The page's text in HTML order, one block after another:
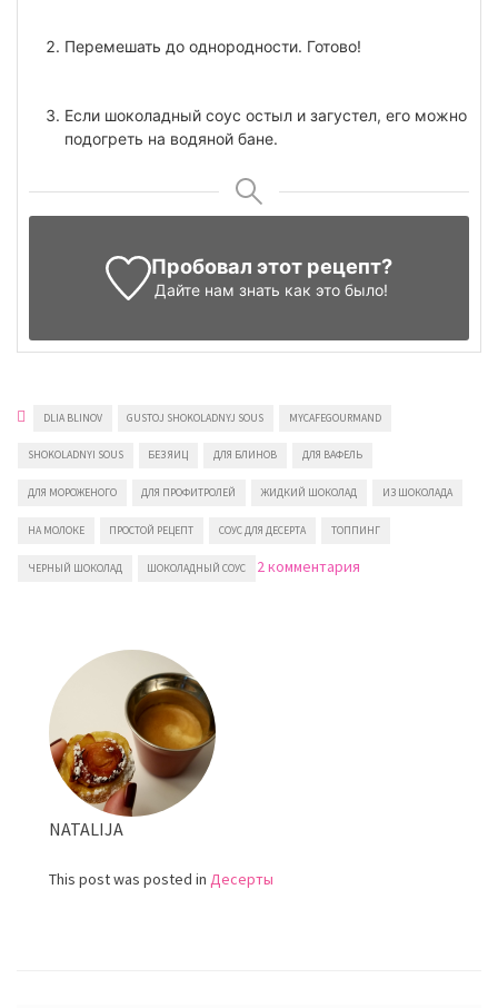
Перемешать до однородности. Готово!
Если шоколадный соус остыл и загустел, его можно
подогреть на водяной бане.
Пробовал этот рецепт?
Дайте нам знать как это было!
DLIA BLINOV GUSTOJ SHOKOLADNYJ SOUS MYCAFEGOURMAND
SHOKOLADNYI SOUS БЕЗ ЯИЦ ДЛЯ БЛИНОВ ДЛЯ ВАФЕЛЬ
ДЛЯ МОРОЖЕНОГО ДЛЯ ПРОФИТРОЛЕЙ ЖИДКИЙ ШОКОЛАД ИЗ ШОКОЛАДА
НА МОЛОКЕ ПРОСТОЙ РЕЦЕПТ СОУС ДЛЯ ДЕСЕРТА ТОППИНГ
ЧЕРНЫЙ ШОКОЛАД ШОКОЛАДНЫЙ СОУС 2 комментария
NATALIJA
This post was posted in Десерты